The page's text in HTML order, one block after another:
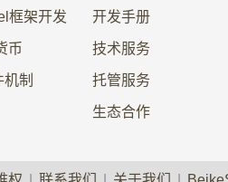
框架开发
币
制
开发手册
技术服务
托管服务
生态合作